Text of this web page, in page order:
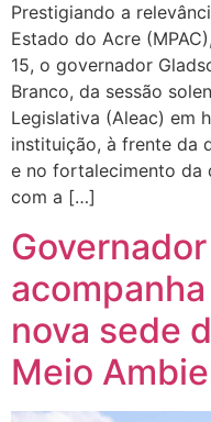
Prestigiando a
Estado do Acre
15, o governador
Branco, da sessão
Legislativa (Aleac) em
instituição, à frente da
e no fortalecimento da
com a […]
nova sede
Meio